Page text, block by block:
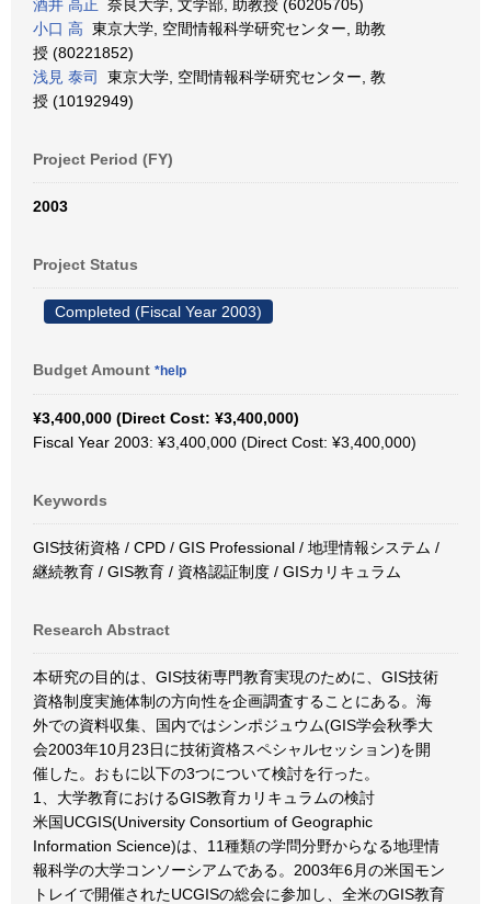
酒井 高正 奈良大学, 文学部, 助教授 (60205705)
小口 高 東京大学, 空間情報科学研究センター, 助教
授 (80221852)
浅見 泰司
東京大学, 空間情報科学研究センター, 教
授 (10192949)
Project Period (FY)
2003
Project Status
Completed (Fiscal Year 2003)
Budget Amount *help
¥3,400,000 (Direct Cost: ¥3,400,000)
Fiscal Year 2003: ¥3,400,000 (Direct Cost: ¥3,400,000)
Keywords
GIS技術資格 / CPD / GIS Professional / 地理情報システム /
継続教育 / GIS教育 / 資格認証制度 / GISカリキュラム
Research Abstract
本研究の目的は、GIS技術専門教育実現のために、GIS技術
資格制度実施体制の方向性を企画調査することにある。海
外での資料収集、国内ではシンポジュウム(GIS学会秋季大
会2003年10月23日に技術資格スペシャルセッション)を開
催した。おもに以下の3つについて検討を行った。
1、大学教育におけるGIS教育カリキュラムの検討
米国UCGIS(University Consortium of Geographic
Information Science)は、11種類の学問分野からなる地理情
報科学の大学コンソーシアムである。2003年6月の米国モン
トレイで開催されたUCGISの総会に参加し、全米のGIS教育